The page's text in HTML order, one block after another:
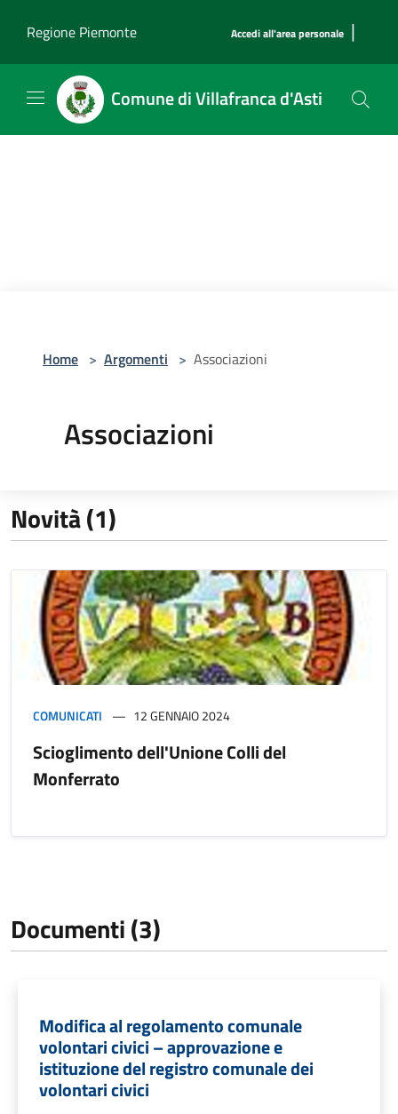
Regione Piemonte
Accedi all'area personale |
Comune di Villafranca d'Asti
Home > Argomenti > Associazioni
Associazioni
Novità (1)
COMUNICATI 12 GENNAIO 2024
Scioglimento dell'Unione Colli del
Monferrato
Documenti (3)
Modifica al regolamento comunale
volontari civici – approvazione e
istituzione del registro comunale dei
volontari civici